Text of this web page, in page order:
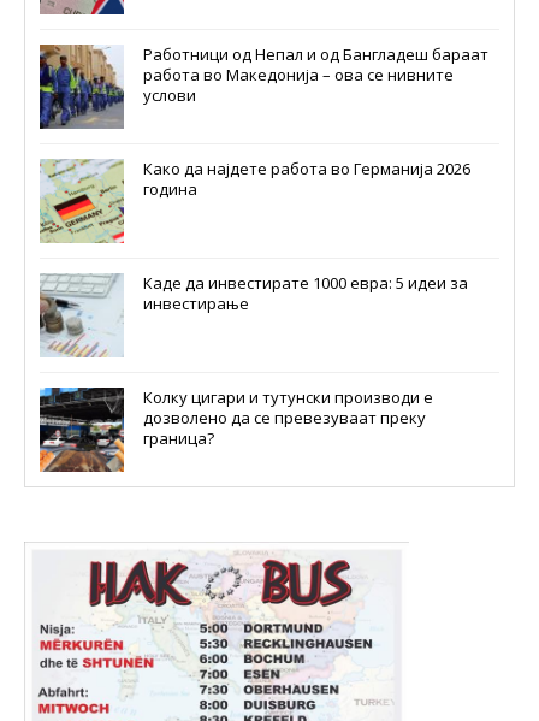
Работници од Непал и од Бангладеш бараат
работа во Македонија – ова се нивните
услови
Како да најдете работа во Германија 2026
година
Каде да инвестирате 1000 евра: 5 идеи за
инвестирање
Колку цигари и тутунски производи е
дозволено да се превезуваат преку
граница?